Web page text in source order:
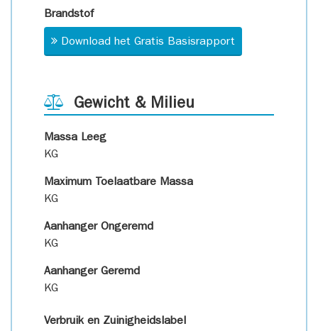
Brandstof
Download het Gratis Basisrapport
Gewicht & Milieu
Massa Leeg
KG
Maximum Toelaatbare Massa
KG
Aanhanger Ongeremd
KG
Aanhanger Geremd
KG
Verbruik en Zuinigheidslabel